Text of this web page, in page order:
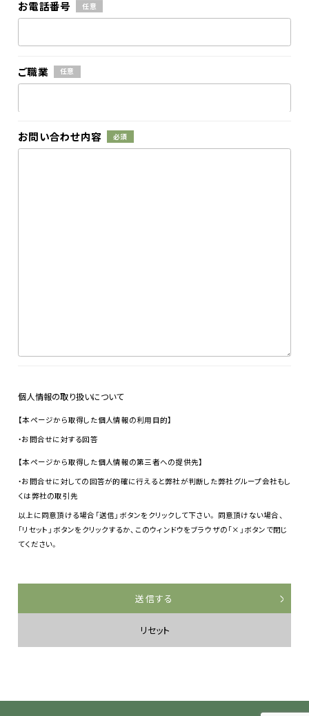
任意
お電話番号
任意
ご職業
必須
お問い合わせ内容
個人情報の取り扱いについて
【本ページから取得した個人情報の利用目的】
・お問合せに対する回答
【本ページから取得した個人情報の第三者への提供先】
・お問合せに対しての回答が的確に行えると弊社が判断した弊社グループ会社もし
くは弊社の取引先
以上に同意頂ける場合「送信」ボタンをクリックして下さい。 同意頂けない場合、
「リセット」ボタンをクリックするか、このウィンドウをブラウザの「×」ボタンで閉じ
てください。
送信する
リセット